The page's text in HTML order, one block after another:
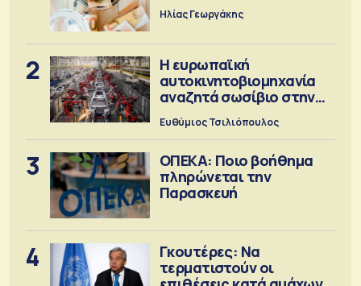
Ηλίας Γεωργάκης
2
Η ευρωπαϊκή
αυτοκινητοβιομηχανία
αναζητά σωσίβιο στην
Κίνα
Ευθύμιος Τσιλιόπουλος
3
ΟΠΕΚΑ: Ποιο βοήθημα
πληρώνεται την
Παρασκευή
4
Γκουτέρες: Να
τερματιστούν οι